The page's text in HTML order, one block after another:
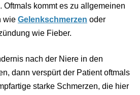
Oftmals kommt es zu allgemeinen
wie Gelenkschmerzen oder
wie Fieber.
nach der Niere in den
dann verspürt der Patient oftmals
starke Schmerzen, die hier